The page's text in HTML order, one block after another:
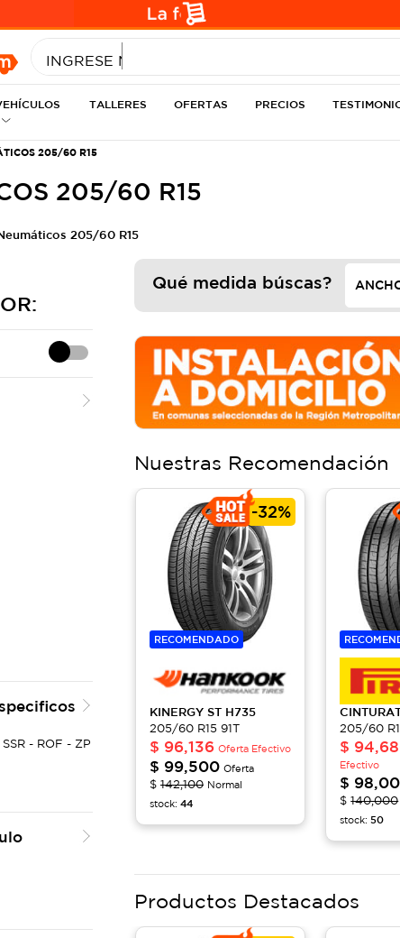
INGRESE MEDIDA
TALLERES OFERTAS PRECIOS
205/60 R15
205/60 R15
205/60 R15
- ROF - ZP
Qué medida búscas?
Nuestras Recomendación
-32%
RECOMENDADO
KINERGY ST H735
205/60 R15 91T
$ 96,136 Oferta Efectivo
$ 99,500 Oferta
$ 142,100 Normal
stock: 44
205/60
$
Efectivo
$
$140,000
stock:50
Productos Destacados